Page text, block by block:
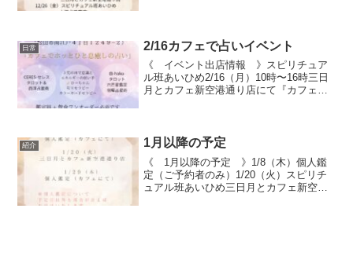
タグ...
日常 2/16カフェで占いイベント
《 イベント出店情報 》スピリチュア
ル班あいひめ2/16（月）10時〜16時三日
月とカフェ新空港通り店にて『カフェで
要です。鑑定料...
紹介 1月以降の予定
《 1月以降の予定 》1/8（木）個人鑑
定（ご予約者のみ）1/20（火）スピリチ
ュアル班あいひめ三日月とカフェ新空港